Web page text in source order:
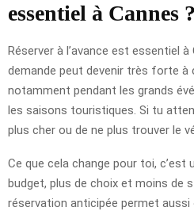
essentiel à Cannes ?
Réserver à l’avance est essentiel
demande peut devenir très forte à
notamment pendant les grands
les saisons touristiques. Si tu
plus cher ou de ne plus trouver le
Ce que cela change pour toi, c’est
budget, plus de choix et moins de
réservation anticipée permet aussi